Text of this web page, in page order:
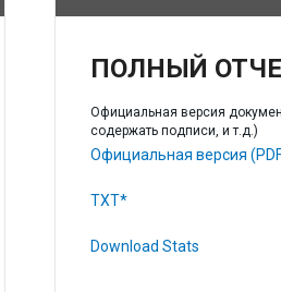
ПОЛНЫЙ
Официальная версия
содержать подписи, и т.д.)
Официальная версия
TXT*
Download Stats